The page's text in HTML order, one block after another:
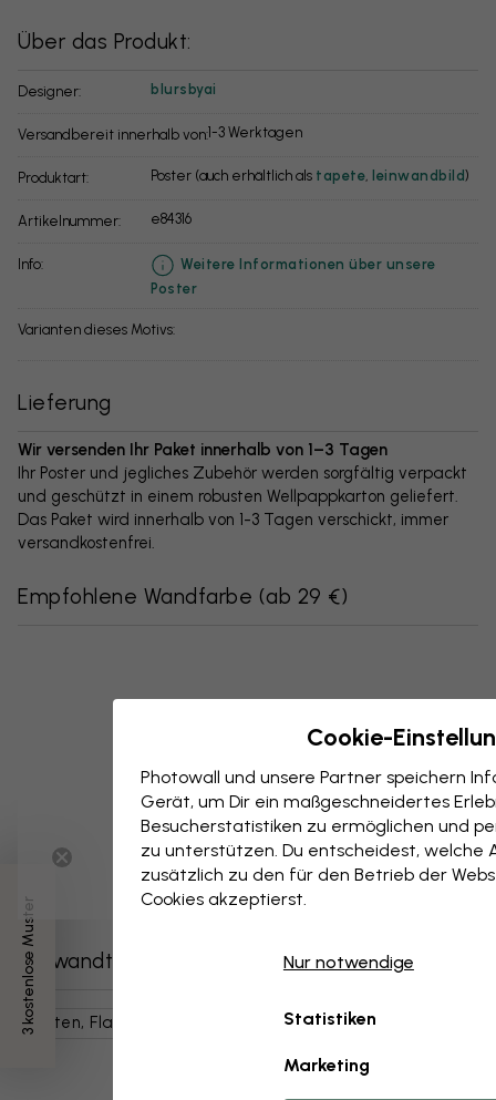
Über das Produkt:
Designer: blursbyai
Versandbereit innerhalb von:1-3 Werktagen
Produktart: Poster (auch erhältlich als tapete leinwandbild)
Artikelnummer: e84316
info:
Weitere Informationen über unsere
Poster
Varianten dieses Motivs:
Lieferung
Wir versenden Ihr Paket innerhalb von 1–3 Tagen
Ihr Poster und jegliches Zubehör werden sorgfältig verpackt
und geschützt in einem robusten Wellpappkarton geliefert.
Das Paket wird innerhalb von 1-3 Tagen verschickt, immer
versandkostenfrei.
Empfohlene Wandfarbe (ab 29 €)
Verwandte Kategorien
Karten, Flaggen, Orte Weltkarten Blau
3 kostenlose Muster
Cookie-
Photowall und unsere Partner speichern
Gerät, um Dir ein maßgeschneidertes
Besucherstatistiken zu ermöglichen und
zu unterstützen. Du entscheidest, welche
zusätzlich zu den für den Betrieb der
Cookies akzeptierst.
Nur notwendige
Statistiken
Marketing